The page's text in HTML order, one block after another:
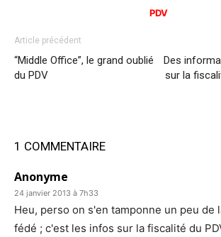
PDV
Article précédent
“Middle Office”, le grand oublié
du PDV
Des
sur la
1 COMMENTAIRE
Anonyme
24 janvier 2013 à 7h33
Heu, perso on s'en tamponne un peu de
fédé ; c'est les infos sur la fiscalité du